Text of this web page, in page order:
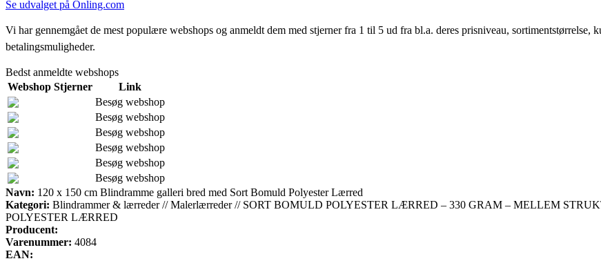
Se udvalget på Önling.com
Vi har gennemgået de mest populære webshops og anmeldt dem med stjerner fra 1 til 5 ud fra bl.a. deres prisniveau, sortimentstørrelse,
betalingsmuligheder.
Bedst anmeldte webshops
Webshop Stjerner
Link
Besøg webshop
Besøg webshop
Besøg webshop
Besøg webshop
Besøg webshop
Besøg webshop
Navn: 120 x 150 cm Blindramme galleri bred med Sort Bomuld Polyester Lærred
Kategori: Blindrammer & lærreder // Malerlærreder // SORT BOMULD POLYESTER LÆRRED – 330 GRAM – MELLEM
POLYESTER LÆRRED
Producent:
Varenummer: 4084
EAN: